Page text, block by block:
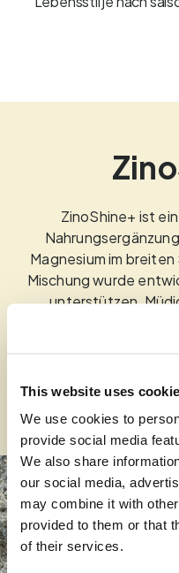
This website uses
We use cookies to
provide social media
We also share
our social media,
may combine it with
provided to them or that
of their services.
ZinoShine+ ist
Magnesium im
Mischung wurde
unterstützen,
verringern und Ihre
Mehr